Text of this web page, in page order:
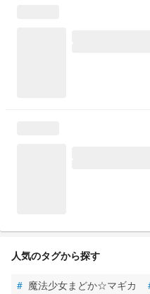
人気のタグから探す
# 魔法少女まどか☆マギカ